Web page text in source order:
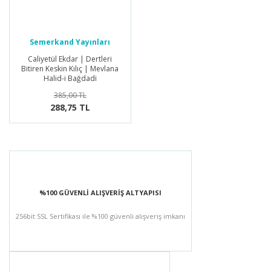
Semerkand Yayınları
Caliyetül Ekdar | Dertleri
Bitiren Keskin Kılıç | Mevlana
Halid-i Bağdadi
385,00 TL
288,75 TL
%100 GÜVENLİ ALIŞVERİŞ ALTYAPISI
256bit SSL Sertifikası ile %100 güvenli alışveriş imkanı